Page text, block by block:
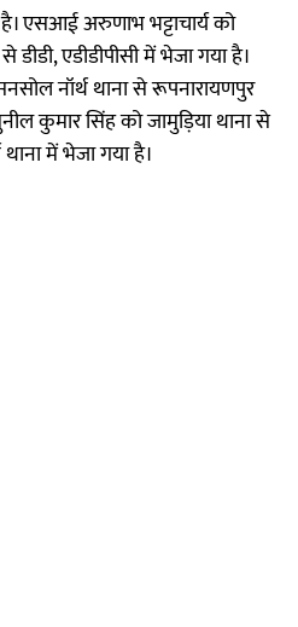
एसआई अरुणाभ भट्टाचार्य को
एडीडीपीसी में भेजा गया है।
नॉर्थ थाना से रूपनारायणपुर
कुमार सिंह को जामुड़िया थाना से
में भेजा गया है।